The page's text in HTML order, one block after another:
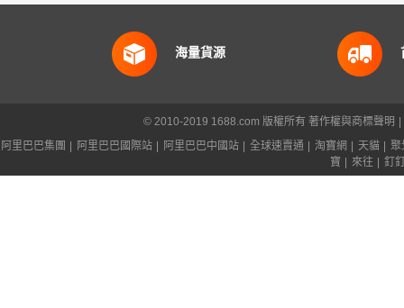
海量貨源
© 2010-2019 1688.com 版權所有 著作權與商標聲明
阿里巴巴集團
阿里巴巴國際站 阿里巴巴中國站 全球速賣通 淘寶網 天貓
聚
寶
來往 釘